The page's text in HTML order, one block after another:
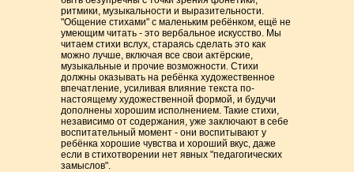
ритмики, музыкальности и выразительности.
"Общение стихами" с маленьким ребёнком, ещё не
умеющим читать - это вербальное искусство. Мы
читаем стихи вслух, стараясь сделать это как
можно лучше, включая все свои актёрские,
музыкальные и прочие возможности. Стихи
должны оказывать на ребёнка художественное
впечатление, усиливая влияние текста по-
настоящему художественной формой, и будучи
дополнены хорошим исполнением. Такие стихи,
независимо от содержания, уже заключают в себе
воспитательный момент - они воспитывают у
ребёнка хорошие чувства и хороший вкус, даже
если в стихотворении нет явных "педагогических
замыслов".